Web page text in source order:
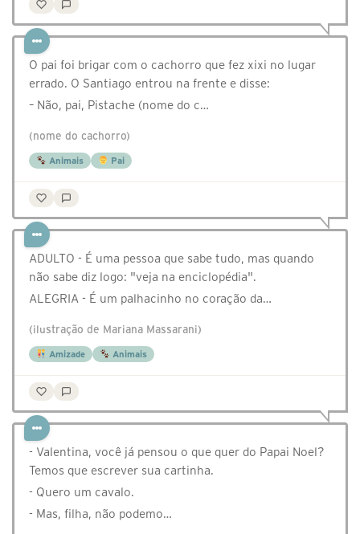
O pai foi brigar com o cachorro que fez xixi no lugar
errado. O Santiago entrou na frente e disse:
– Não, pai, Pistache (nome do c…
(nome do cachorro)
Animais Pai
ADULTO - É uma pessoa que sabe tudo, mas quando
não sabe diz logo: "veja na enciclopédia".
ALEGRIA - É um palhacinho no coração da…
(ilustração de Mariana Massarani)
Amizade Animais
- Valentina, você já pensou o que quer do Papai Noel?
Temos que escrever sua cartinha.
- Quero um cavalo.
- Mas, filha, não podemo…